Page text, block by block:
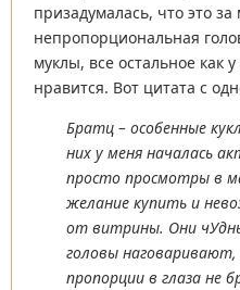
призадумалась, что это
непропорциональная
муклы, все остальное как
нравится. Вот цитата с
Братц – особенные
них у меня началась
просто просмотры в
желание купить и
от витрины. Они
головы
пропорции в глаза не